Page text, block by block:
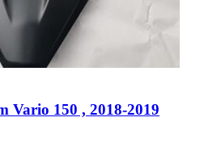
Vario 150 , 2018-2019